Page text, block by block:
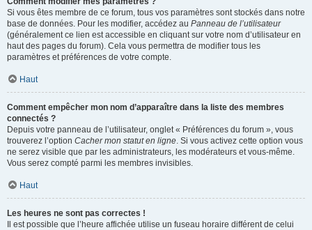
Si vous êtes membre de ce forum, tous vos paramètres sont stockés dans notre
base de données. Pour les modifier, accédez au Panneau de l’utilisateur
(généralement ce lien est accessible en cliquant sur votre nom d’utilisateur en
haut des pages du forum). Cela vous permettra de modifier tous les
paramètres et préférences de votre compte.
Haut
Comment empêcher mon nom d’apparaître dans la liste des membres
connectés ?
Depuis votre panneau de l’utilisateur, onglet « Préférences du forum », vous
trouverez l’option Cacher mon statut en ligne. Si vous activez cette option vous
ne serez visible que par les administrateurs, les modérateurs et vous-même.
Vous serez compté parmi les membres invisibles.
Haut
Les heures ne sont pas correctes !
Il est possible que l’heure affichée utilise un fuseau horaire différent de celui